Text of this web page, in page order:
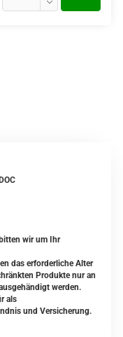
wir um Ihr
das erforderliche Alter
Produkte nur an
werden.
als
und Versicherung.